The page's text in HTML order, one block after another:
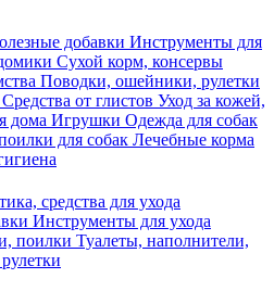
добавки Инструменты для
Сухой корм, консервы
Поводки, ошейники, рулетки
Средства от глистов Уход за кожей,
дома Игрушки Одежда для собак
для собак Лечебные корма
средства для ухода
Инструменты для ухода
поилки Туалеты, наполнители,